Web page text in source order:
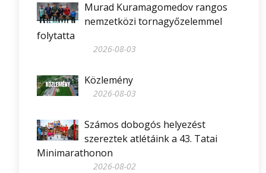
Murad Kuramagomedov rangos
nemzetközi tornagyőzelemmel
folytatta
2026-08-03
Közlemény
2026-08-03
Számos dobogós helyezést
szereztek atlétáink a 43. Tatai
Minimarathonon
2026-08-02